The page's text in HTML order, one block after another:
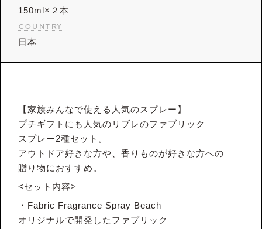
150ml×２本
country
日本
【家族みんなで使える人気のスプレー】
プチギフトにも人気のリブレのファブリック
スプレー2種セット。
アウトドア好きな方や、香りものが好きな方への
贈り物におすすめ。
<セット内容>
・Fabric Fragrance Spray Beach
オリジナルで開発したファブリック